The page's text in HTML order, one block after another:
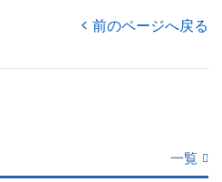
前のページへ戻る
一覧